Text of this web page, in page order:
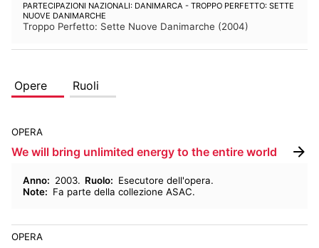
PARTECIPAZIONI NAZIONALI: DANIMARCA - TROPPO PERFETTO: SETTE
NUOVE DANIMARCHE
Troppo Perfetto: Sette Nuove Danimarche (2004)
Opere Ruoli
OPERA
We will bring unlimited energy to the entire world
Anno: 2003 Ruolo: Esecutore dell'opera
Note: Fa parte della collezione ASAC
OPERA